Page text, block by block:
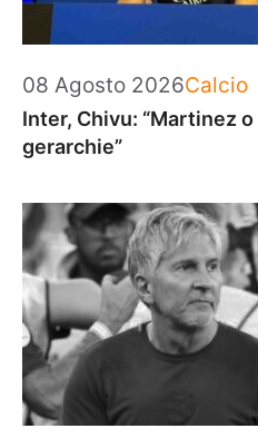
08 Agosto 2026Calcio
Inter, Chivu: “Martinez
gerarchie”